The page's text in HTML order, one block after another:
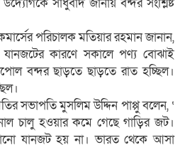
পরিচালক মতিয়ার রহমান জানান,
কারণে সকালে পণ্য বোঝাই
বন্দর ছাড়তে ছাড়তে রাত হচ্ছিল।
সভাপতি মুসলিম উদ্দিন পাপ্পু বলেন, ‘
চালু হওয়ার কমে গেছে গাড়ির জট।
যানজট হয় না। ভারত থেকে আসা